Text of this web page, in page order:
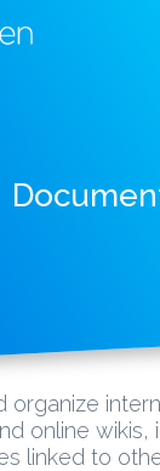
organize
online wikis,
linked to